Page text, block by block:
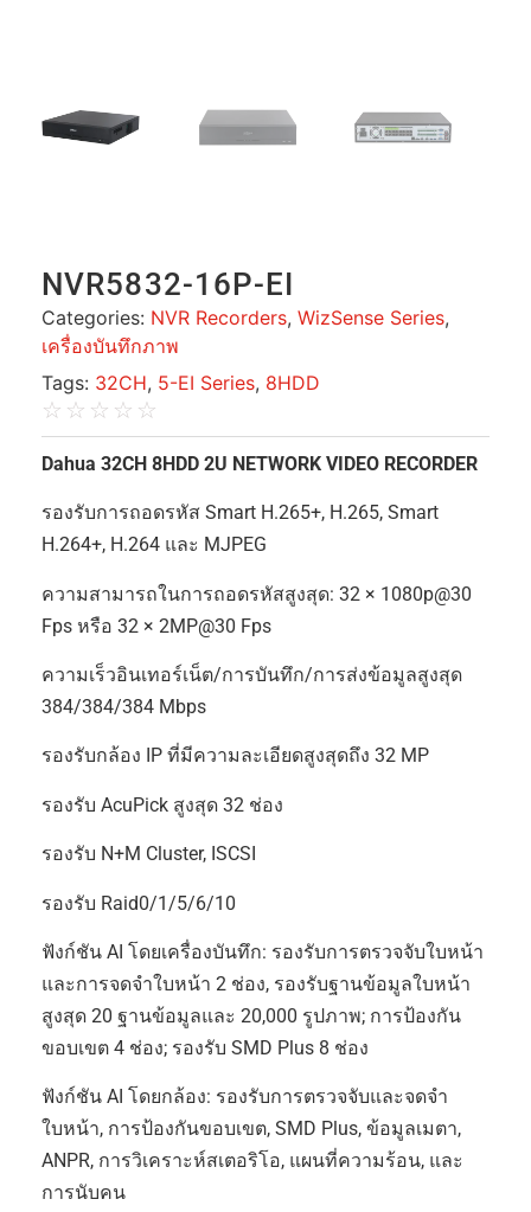
NVR5832-16P-EI
Categories: NVR Recorders, WizSense Series,
เครื่องบันทึกภาพ
Tags: 32CH, 5-EI Series, 8HDD
☆ ☆ ☆ ☆ ☆
Dahua 32CH 8HDD 2U NETWORK VIDEO RECORDER
รองรับการถอดรหัส Smart H.265+, H.265, Smart
H.264+, H.264 และ MJPEG
ความสามารถในการถอดรหัสสูงสุด: 32 × 1080p@30
Fps หรือ 32 × 2MP@30 Fps
ความเร็วอินเทอร์เน็ต/การบันทึก/การส่งข้อมูลสูงสุด
384/384/384 Mbps
รองรับกล้อง IP ที่มีความละเอียดสูงสุดถึง 32 MP
รองรับ AcuPick สูงสุด 32 ช่อง
รองรับ N+M Cluster, ISCSI
รองรับ Raid0/1/5/6/10
ฟังก์ชัน AI โดยเครื่องบันทึก: รองรับการตรวจจับใบหน้า
และการจดจำใบหน้า 2 ช่อง, รองรับฐานข้อมูลใบหน้า
สูงสุด 20 ฐานข้อมูลและ 20,000 รูปภาพ; การป้องกัน
ขอบเขต 4 ช่อง; รองรับ SMD Plus 8 ช่อง
ฟังก์ชัน AI โดยกล้อง: รองรับการตรวจจับและจดจำ
ใบหน้า, การป้องกันขอบเขต, SMD Plus, ข้อมูลเมตา,
ANPR, การวิเคราะห์สเตอริโอ, แผนที่ความร้อน, และ
การนับคน